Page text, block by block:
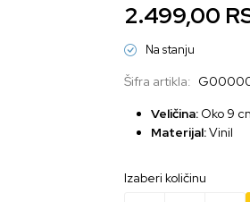
2.499,00
Na stanju
Šifra artikla:
Veličina: Oko 9
Materijal:Vinil
Izaberi količinu